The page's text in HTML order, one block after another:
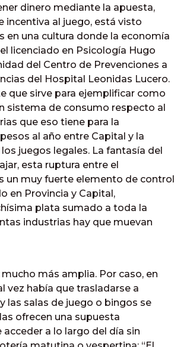
dinero mediante la apuesta,
incentiva al juego, está visto
en una cultura donde la economía
licenciado en Psicología Hugo
del Centro de Prevenciones a
del Hospital Leonidas Lucero.
que sirve para ejemplificar como
sistema de consumo respecto al
que eso tiene para la
al año entre Capital y la
juegos legales. La fantasía del
esta ruptura entre el
muy fuerte elemento de control
en Provincia y Capital,
plata sumado a toda la
industrias hay que muevan
más amplia. Por caso, en
vez había que trasladarse a
las salas de juego o bingos se
ofrecen una supuesta
a lo largo del día sin